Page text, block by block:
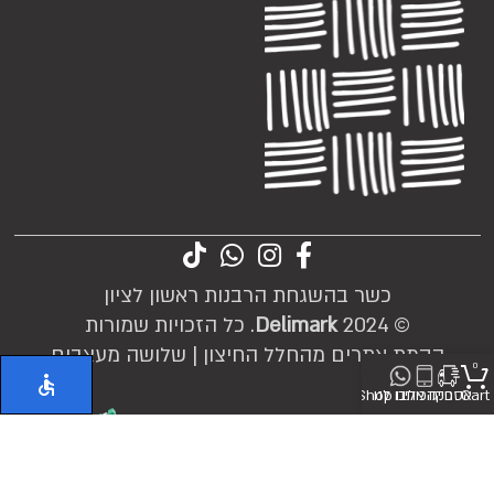
כשר בהשגחת הרבנות ראשון לציון
© 2024
Delimark. כל הזכויות שמורות
הקמת אתרים מהחלל החיצון | שלושה מעצבים 0
Cartאספקה
חייגו אלינו
כיתבו לנו
Shop